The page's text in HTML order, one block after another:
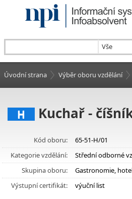
Úvodní strana Výběr oboru vzdělání
H Kuchař -
Kód oboru:
65-51-H/01
Kategorie vzdělání:
Střední odborné
Skupina oboru:
Gastronomie,
Výstupní certifikát:
výuční list